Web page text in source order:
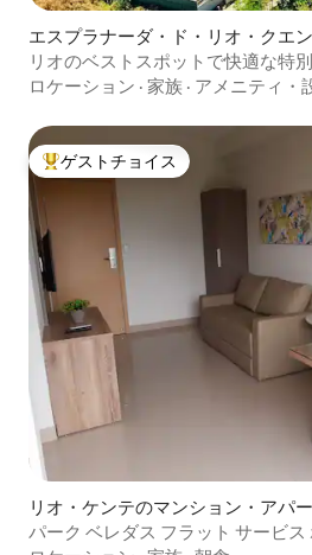
エスプラナーダ・ド・リオ・クエ
ミニアム
リオのベストスポットで快適な特
ロケーション · 家族 · アメニティ・
大好評のゲストチョイスです。
ゲストチョイス
リオ・ケンテのマンション・アパ
パーク ベレダス フラット サービス